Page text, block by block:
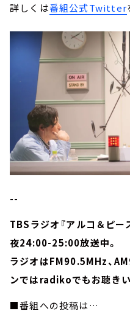
詳しくは番組公式Twitter
--
TBSラジオ『アルコ＆ピー
夜24:00-25:00放送中
ラジオはFM90.5MHz、
ンではradikoでもお聴きい
■番組への投稿は…